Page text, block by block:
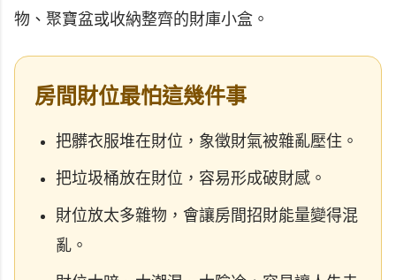
物、聚寶盆或收納整齊的財庫小盒。
房間財位最怕這幾件事
把髒衣服堆在財位，象徵財氣被雜亂壓住。
把垃圾桶放在財位，容易形成破財感。
財位放太多雜物，會讓房間招財能量變得混
亂。